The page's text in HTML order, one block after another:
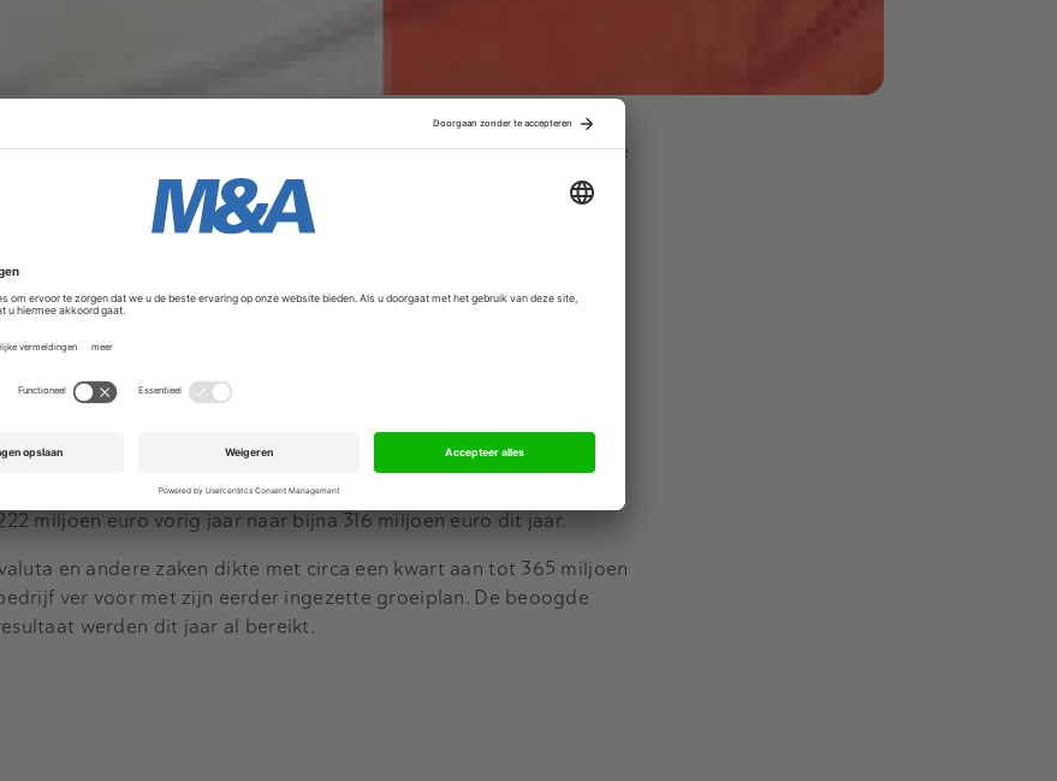
andere de beurzen van Amsterdam en Parijs. Door de overname
tot de grootste beursuitbater van Europa. Euronext sloot begin
Londense beursuitbater LSE over de overname. LSE ontvangt 4,3
Milaan.
eerder te horen dat het de Italiaanse beursuitbater moest
te krijgen voor de beoogde eigen overname van financieel
jaar van de extra activiteiten op de financiële markten. Ook
geholpen door eerdere overnames. De omzet van Euronext
miljoen euro. Zonder het effect van overnames was dit 13
miljoen euro vorig jaar naar bijna 316 miljoen euro dit jaar.
en andere zaken dikte met circa een kwart aan tot 365 miljoen
ver voor met zijn eerder ingezette groeiplan. De beoogde
werden dit jaar al bereikt.